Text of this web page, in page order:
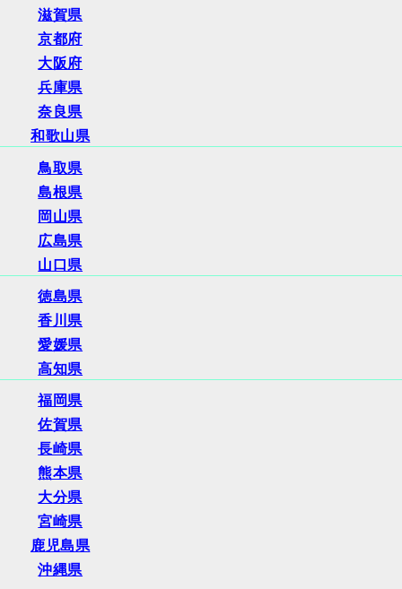
滋賀県
京都府
大阪府
兵庫県
奈良県
和歌山県
鳥取県
島根県
岡山県
広島県
山口県
徳島県
香川県
愛媛県
高知県
福岡県
佐賀県
長崎県
熊本県
大分県
宮崎県
鹿児島県
沖縄県